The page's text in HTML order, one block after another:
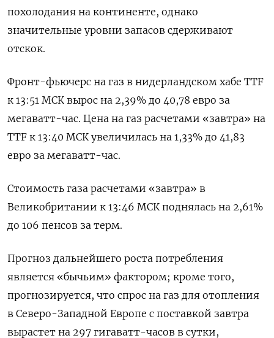
похолодания на континенте, однако
значительные уровни запасов сдерживают
отскок.
Фронт-фьючерс на газ в нидерландском хабе TTF
к 13:51 МСК вырос на 2,39% до 40,78 евро за
мегаватт-час. Цена на газ расчетами «завтра» на
TTF к 13:40 МСК увеличилась на 1,33% до 41,83
евро за мегаватт-час.
Стоимость газа расчетами «завтра» в
Великобритании к 13:46 МСК поднялась на 2,61%
до 106 пенсов за терм.
Прогноз дальнейшего роста потребления
является «бычьим» фактором; кроме того,
прогнозируется, что спрос на газ для отопления
в Северо-Западной Европе с поставкой завтра
вырастет на 297 гигаватт-часов в сутки,